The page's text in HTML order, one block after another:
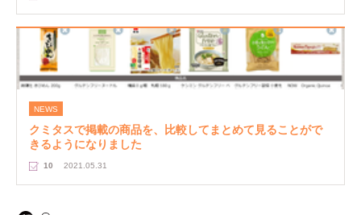
NEWS
クミタスで掲載の商品を、比較してまとめて見ることがで
きるようになりました
10 2021.05.31